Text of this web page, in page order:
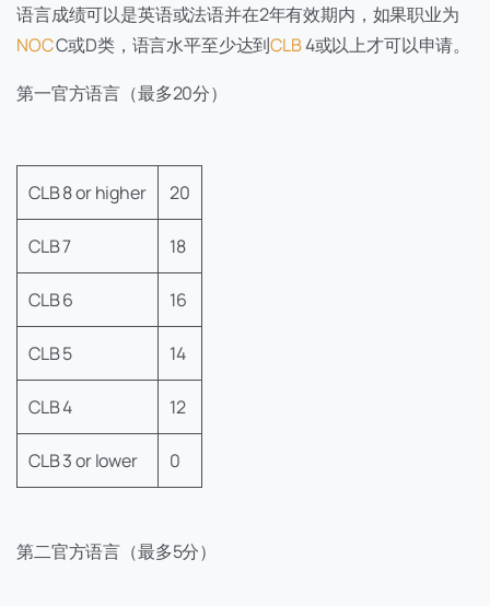
语言成绩可以是英语或法语并在2年有效期内，如果职业为
NOCC或D类，语言水平至少达到CLB4或以上才可以申请。
第一官方语言（最多20分）
CLB 8 or higher 20
CLB 7 18
CLB 6 16
CLB 5 14
CLB 4 12
CLB 3 or lower 0
第二官方语言（最多5分）